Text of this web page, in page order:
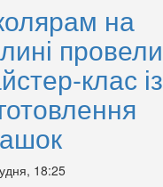
на
провели
клас із
18:25